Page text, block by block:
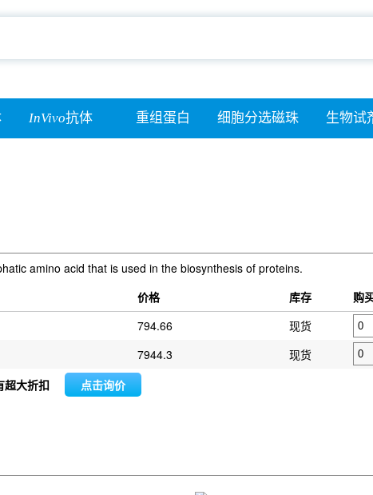
InVivo抗体 重组蛋白 细胞分选磁珠 生物试
amino acid that is used in the biosynthesis of proteins.
价格 库存
购
794.66
现货
7944.3
现货
超大折扣 点击询价